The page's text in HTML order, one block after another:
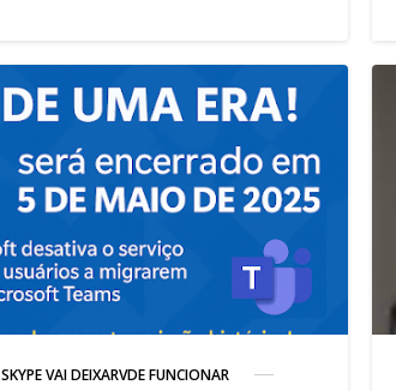
SKYPE VAI DEIXARVDE FUNCIONAR